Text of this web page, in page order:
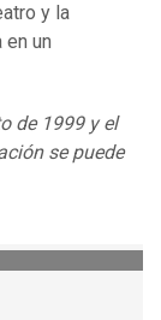
y la
un
de 1999 y el
se puede